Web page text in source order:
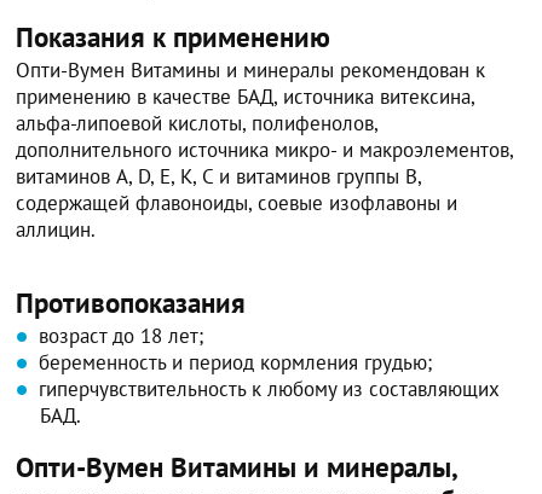
Показания к применению
Опти-Вумен Витамины и минералы рекомендован к
применению в качестве БАД, источника витексина,
альфа-липоевой кислоты, полифенолов,
дополнительного источника микро- и макроэлементов,
витаминов A, D, E, K, C и витаминов группы B,
содержащей флавоноиды, соевые изофлавоны и
аллицин.
Противопоказания
возраст до 18 лет;
беременность и период кормления грудью;
гиперчувствительность к любому из составляющих
БАД.
Опти-Вумен Витамины и минералы,